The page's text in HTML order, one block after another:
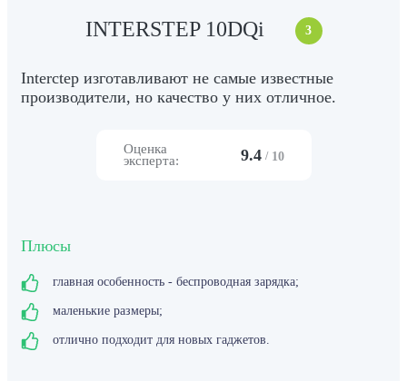
INTERSTEP 10DQi 3
Interctep изготавливают не самые известные
производители, но качество у них отличное.
Оценка
эксперта:
9.4 / 10
Плюсы
главная особенность - беспроводная зарядка;
маленькие размеры;
отлично подходит для новых гаджетов.